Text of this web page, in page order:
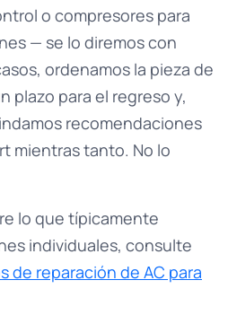
o compresores para
— se lo diremos con
ordenamos la pieza de
plazo para el regreso y,
recomendaciones
mientras tanto. No lo
lo que típicamente
individuales, consulte
de reparación de AC para